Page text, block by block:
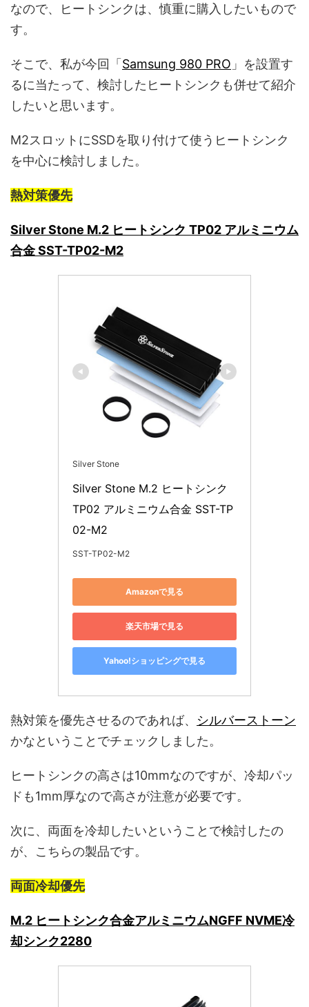
なので、ヒートシンクは、慎重に購入したいもので
す。
そこで、私が今回「Samsung 980 PRO 」を設置す
るに当たって、検討したヒートシンクも併せて紹介
したいと思います。
M2スロットにSSDを取り付けて使うヒートシンク
を中心に検討しました。
熱対策優先
Silver Stone M.2 ヒートシンク TP02 アルミニウム
合金 SST-TP02-M2
Silver Stone
Silver Stone M.2 ヒートシンク
TP02 アルミニウム合金 SST-TP
02-M2
SST-TP02-M2
Amazonで見る
楽天市場で見る
Yahoo!ショッピングで見る
熱対策を優先させるのであれば、 シルバーストーン
かなということでチェックしました。
ヒートシンクの高さは10mmなのですが、冷却パッ
ドも1mm厚なので高さが注意が必要です。
次に、両面を冷却したいということで検討したの
が、こちらの製品です。
両面冷却優先
M.2 ヒートシンク合金アルミニウムNGFF NVME冷
却シンク2280